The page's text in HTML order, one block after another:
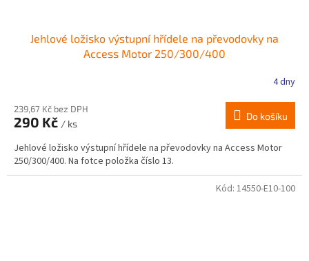
Jehlové ložisko výstupní hřídele na převodovky na
Access Motor 250/300/400
4 dny
239,67 Kč bez DPH
290 Kč / ks
Do košíku
Jehlové ložisko výstupní hřídele na převodovky na Access Motor
250/300/400. Na fotce položka číslo 13.
Kód: 14550-E10-100